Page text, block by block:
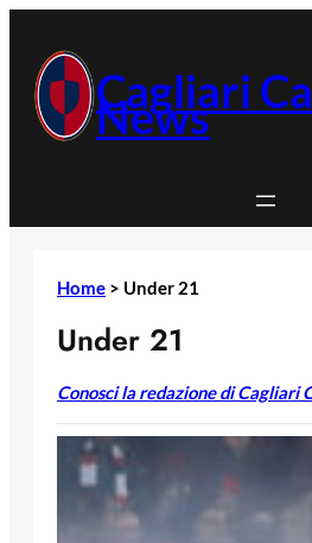
contenuto Cagliari
News
Home > Under 21
Under 21
Conosci la redazione di Cagliari